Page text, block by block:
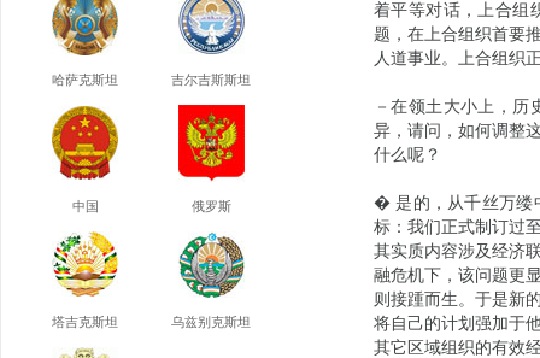
哈萨克斯坦 吉尔吉斯斯坦
中国 俄罗斯
塔吉克斯坦 乌兹别克斯坦
着平等对话，上合组
题，在上合组织首要
人道事业。上合组织
－在领土大小上，历
异，请问，如何调整
什么呢？
� 是的，从千丝万缕
标：我们正式制订过
其实质内容涉及经济
融危机下，该问题更
则接踵而生。于是新
将自己的计划强加于
其它区域组织的有效